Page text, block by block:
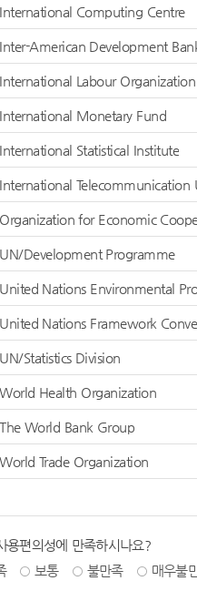
International Computing Centre
Inter-American Development
International Labour
International Monetary Fund
International Statistical Institute
International Telecommunication
Organization for Economic
UN/Development Programme
United Nations Environmental
United Nations Framework
UN/Statistics Division
World Health Organization
The World Bank Group
World Trade Organization
용편의성에 만족하시나요?
보통 불만족 매우불